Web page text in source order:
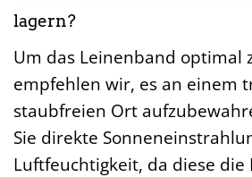
lagern?
Um das Leinenband optimal
empfehlen wir, es an einem
staubfreien Ort
Sie direkte
Luftfeuchtigkeit, da diese die